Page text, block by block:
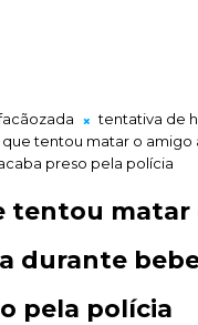
tentativa de
que tentou matar o amigo
preso pela polícia
tentou matar
durante
pela polícia